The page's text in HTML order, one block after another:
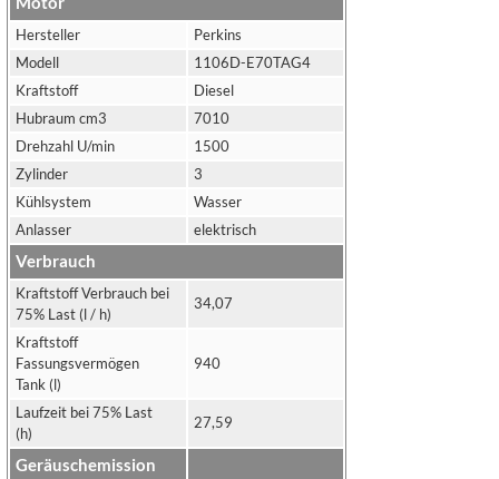
Hersteller
Perkins
Modell
1106D-E70TAG4
Kraftstoff
Diesel
Hubraum cm3
7010
Drehzahl U/min
1500
Zylinder
3
Kühlsystem
Wasser
Anlasser
elektrisch
Verbrauch
Kraftstoff Verbrauch bei
75% Last (l / h)
34,07
Kraftstoff
Fassungsvermögen
Tank (l)
940
Laufzeit bei 75% Last
(h)
27,59
Geräuschemission